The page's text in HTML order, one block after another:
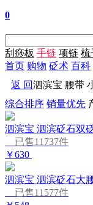
0
刮痧板 手链 项链 梳
首页 购物 砭术 百科
返 回泗滨宝 腰带
综合排序 销量优先
泗滨宝 泗滨砭石双
已售11737件
￥630
泗滨宝 泗滨砭石大
已售11577件